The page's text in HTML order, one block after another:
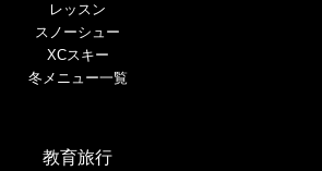
レッスン
スノーシュー
XCスキー
冬メニュー一覧
教育旅行